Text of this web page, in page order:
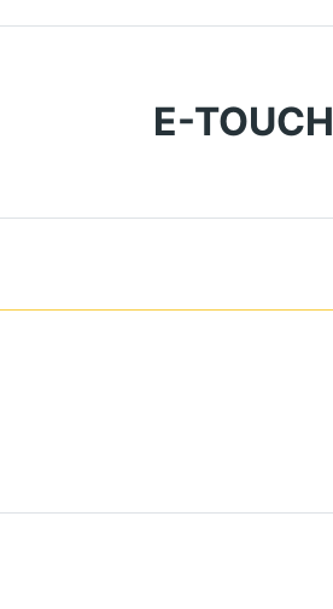
E-TOUCH